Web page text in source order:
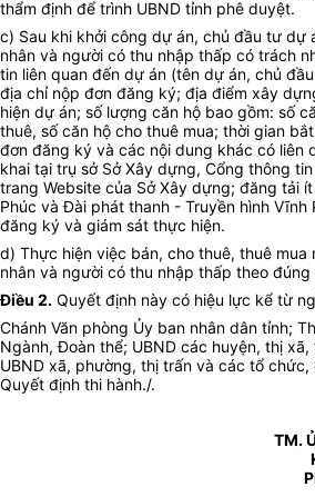
thẩm định để trình UBND tỉnh phê duyệt.
c) Sau khi khởi công dự án, chủ đầu tư dự
nhân và người có thu nhập thấp có trách
tin liên quan đến dự án (tên dự án, chủ
địa chỉ nộp đơn đăng ký; địa điểm xây
hiện dự án; số lượng căn hộ bao gồm: số
thuê, số căn hộ cho thuê mua; thời gian
đơn đăng ký và các nội dung khác có liên
khai tại trụ sở Sở Xây dựng, Cổng thông
trang Website của Sở Xây dựng; đăng tải
Phúc và Đài phát thanh - Truyền hình Vĩnh
đăng ký và giám sát thực hiện.
d) Thực hiện việc bán, cho thuê, thuê mua
nhân và người có thu nhập thấp theo
Điều 2. Quyết định này có hiệu lực kể từ
Chánh Văn phòng Ủy ban nhân dân tỉnh;
Ngành, Đoàn thể; UBND các huyện, thị
UBND xã, phường, thị trấn và các tổ
Quyết định thi hành./.
TM.